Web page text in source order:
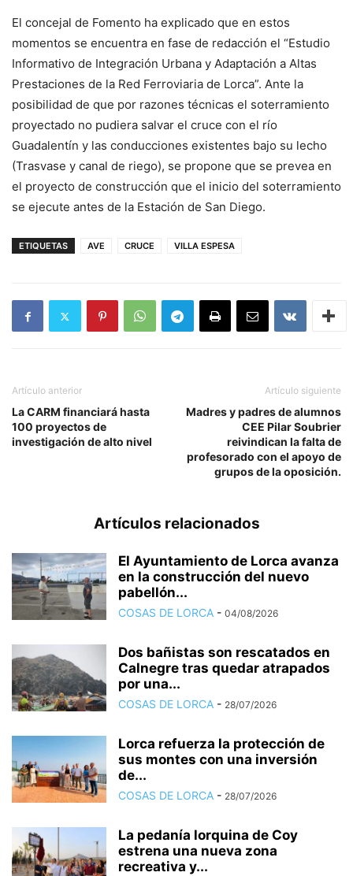
El concejal de Fomento ha explicado que en estos
momentos se encuentra en fase de redacción el “Estudio
Informativo de Integración Urbana y Adaptación a Altas
Prestaciones de la Red Ferroviaria de Lorca”. Ante la
posibilidad de que por razones técnicas el soterramiento
proyectado no pudiera salvar el cruce con el río
Guadalentín y las conducciones existentes bajo su lecho
(Trasvase y canal de riego), se propone que se prevea en
el proyecto de construcción que el inicio del soterramiento
se ejecute antes de la Estación de San Diego.
ETIQUETAS AVE CRUCE VILLA ESPESA
Artículo anterior
La CARM financiará hasta
100 proyectos de
investigación de alto nivel
Artículo siguiente
Madres y padres de alumnos
CEE Pilar Soubrier
reivindican la falta de
profesorado con el apoyo de
grupos de la oposición.
Artículos relacionados
El Ayuntamiento de Lorca avanza
en la construcción del nuevo
pabellón...
COSAS DE LORCA - 04/08/2026
Dos bañistas son rescatados en
Calnegre tras quedar atrapados
por una...
COSAS DE LORCA - 28/07/2026
Lorca refuerza la protección de
sus montes con una inversión
de...
COSAS DE LORCA - 28/07/2026
La pedanía lorquina de Coy
estrena una nueva zona
recreativa y...